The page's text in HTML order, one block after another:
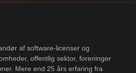
af software-licenser og
offentlig sektor, foreninger
Mere end 25 års erfaring fra